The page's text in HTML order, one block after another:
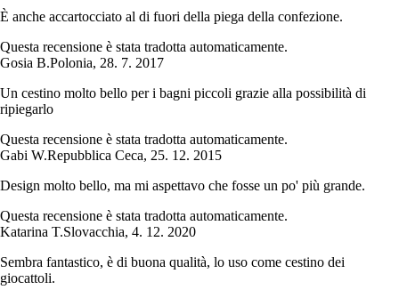
È anche accartocciato al di fuori della piega della confezione.
Questa recensione è stata tradotta automaticamente.
Gosia B.Polonia, 28. 7. 2017
Un cestino molto bello per i bagni piccoli grazie alla possibilità di
ripiegarlo
Questa recensione è stata tradotta automaticamente.
Gabi W.Repubblica Ceca, 25. 12. 2015
Design molto bello, ma mi aspettavo che fosse un po' più grande.
Questa recensione è stata tradotta automaticamente.
Katarina T.Slovacchia, 4. 12. 2020
Sembra fantastico, è di buona qualità, lo uso come cestino dei
giocattoli.